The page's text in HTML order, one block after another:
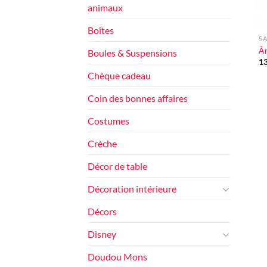
animaux
Boîtes
Boules & Suspensions
Chèque cadeau
Coin des bonnes affaires
Costumes
Crèche
Décor de table
Décoration intérieure
Décors
Disney
Doudou Mons